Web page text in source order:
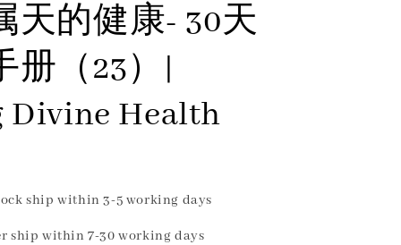
天的健康- 30天
册（23）|
Divine Health
ship within 3-5 working days
ship within 7-30 working days